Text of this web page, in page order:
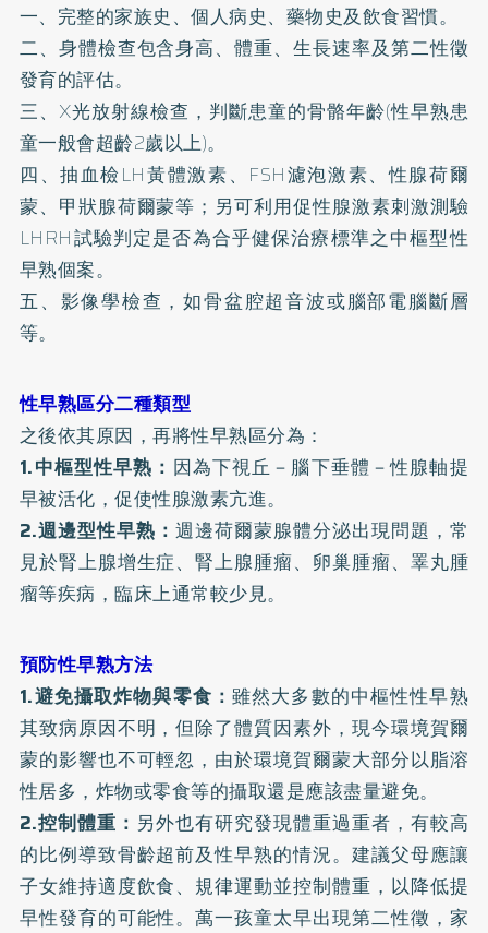
一、完整的家族史、個人病史、藥物史及飲食習慣。
二、身體檢查包含身高、體重、生長速率及第二性徵
發育的評估。
三、X光放射線檢查，判斷患童的骨骼年齡(性早熟患
童一般會超齡2歲以上)。
四、抽血檢LH黃體激素、FSH濾泡激素、性腺荷爾
蒙、甲狀腺荷爾蒙等；另可利用促性腺激素刺激測驗
LHRH試驗判定是否為合乎健保治療標準之中樞型性
早熟個案。
五、影像學檢查，如骨盆腔超音波或腦部電腦斷層
等。
性早熟區分二種類型
之後依其原因，再將性早熟區分為：
1.中樞型性早熟： 因為下視丘－腦下垂體－性腺軸提
早被活化，促使性腺激素亢進。
2.週邊型性早熟：週邊荷爾蒙腺體分泌出現問題，常
見於腎上腺增生症、腎上腺腫瘤、卵巢腫瘤、睪丸腫
瘤等疾病，臨床上通常較少見。
預防性早熟方法
1.避免攝取炸物與零食： 雖然大多數的中樞性性早熟
其致病原因不明，但除了體質因素外，現今環境賀爾
蒙的影響也不可輕忽，由於環境賀爾蒙大部分以脂溶
性居多，炸物或零食等的攝取還是應該盡量避免。
2.控制體重： 另外也有研究發現體重過重者，有較高
的比例導致骨齡超前及性早熟的情況。建議父母應讓
子女維持適度飲食、規律運動並控制體重，以降低提
早性發育的可能性。萬一孩童太早出現第二性徵，家